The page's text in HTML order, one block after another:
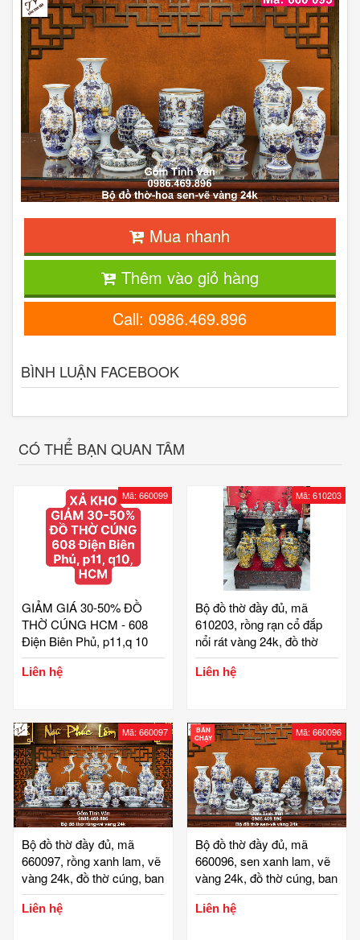
Mua nhanh
Thêm vào giỏ hàng
Call: 0986.469.896
BÌNH LUẬN FACEBOOK
CÓ THỂ BẠN QUAN TÂM
Mã: 660099
GIẢM GIÁ 30-50% ĐỒ
THỜ CÚNG HCM - 608
Điện Biên Phủ, p11,q 10
Liên hệ
Mã: 610203
Bộ đồ thờ đầy đủ, mã
610203, rồng rạn cổ đắp
nổi rát vàng 24k, đồ thờ
cúng, ban gia tiên, tài địa,
phật, ông táo, gốm bát
Liên hệ
Mã: 660097
Bộ đồ thờ đầy đủ, mã
660097, rồng xanh lam, vẽ
vàng 24k, đồ thờ cúng, ban
gia tiên, tài địa, phật, ông
táo, gốm bát tràng, tinh vân
Liên hệ
BÁN
CHẠY
Mã: 660096
Bộ đồ thờ đầy đủ, mã
660096, sen xanh lam, vẽ
vàng 24k, đồ thờ cúng, ban
gia tiên, tài địa, phật, ông
táo, gốm bát tràng, tinh vân
Liên hệ